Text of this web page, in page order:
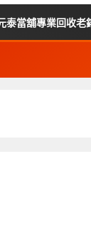
業回收老錶、名